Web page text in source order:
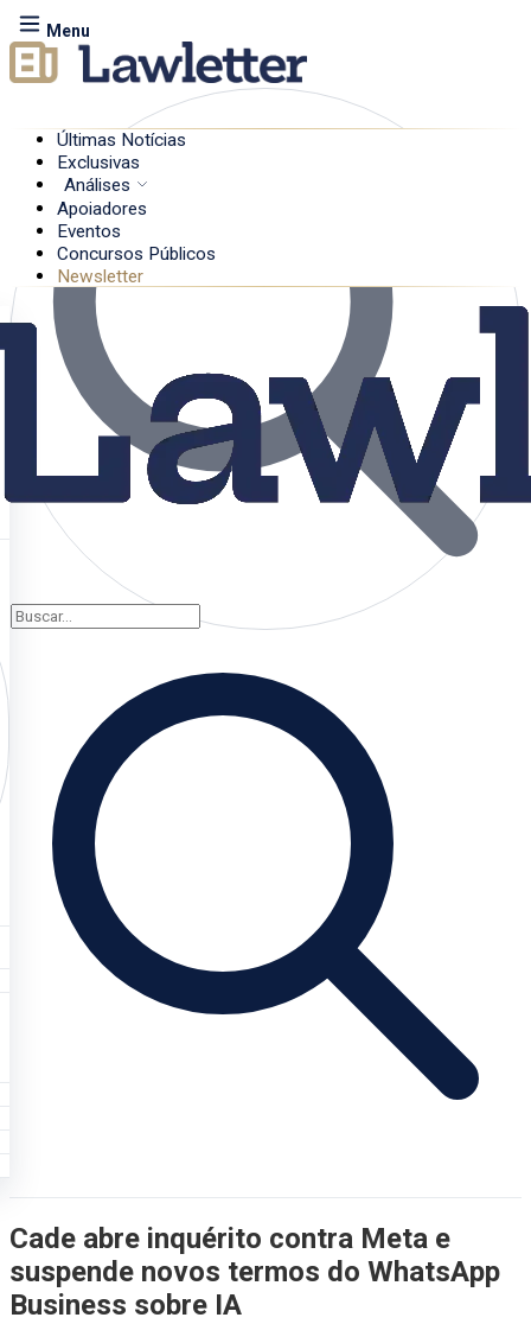
Menu
Últimas Notícias
Exclusivas
Análises
Apoiadores
Eventos
Concursos Públicos
Newsletter
Cade abre inquérito contra Meta e
suspende novos termos do WhatsApp
Business sobre IA